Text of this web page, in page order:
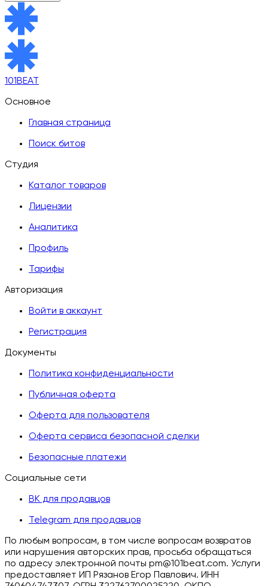
101BEAT
Основное
Главная страница
Поиск битов
Студия
Каталог товаров
Лицензии
Аналитика
Профиль
Тарифы
Авторизация
Войти в аккаунт
Регистрация
Документы
Политика конфиденциальности
Публичная оферта
Оферта для пользователя
Оферта сервиса безопасной сделки
Безопасные платежи
Социальные сети
ВК для продавцов
Telegram для продавцов
По любым вопросам, в том числе вопросам возвратов
или нарушения авторских прав, просьба обращаться
по адресу электронной почты pm@101beat.com. Услуги
предоставляет ИП Рязанов Егор Павлович. ИНН